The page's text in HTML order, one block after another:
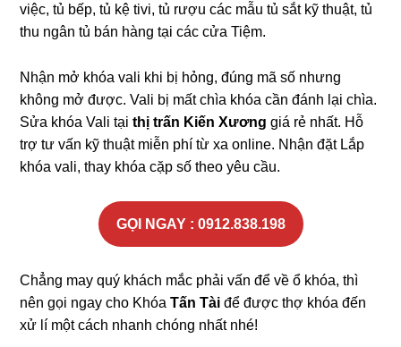
việc, tủ bếp, tủ kệ tivi, tủ rượu các mẫu tủ sắt kỹ thuật, tủ
thu ngân tủ bán hàng tại các cửa Tiệm.
Nhận mở khóa vali khi bị hỏng, đúng mã số nhưng
không mở được. Vali bị mất chìa khóa cần đánh lại chìa.
Sửa khóa Vali tạithị trấn Kiến Xươnggiá rẻ nhất. Hỗ
trợ tư vấn kỹ thuật miễn phí từ xa online. Nhận đặt Lắp
khóa vali, thay khóa cặp số theo yêu cầu.
GỌI NGAY : 0912.838.198
Chẳng may quý khách mắc phải vấn để về ổ khóa, thì
nên gọi ngay cho KhóaTấn Tàiđể được thợ khóa đến
xử lí một cách nhanh chóng nhất nhé!